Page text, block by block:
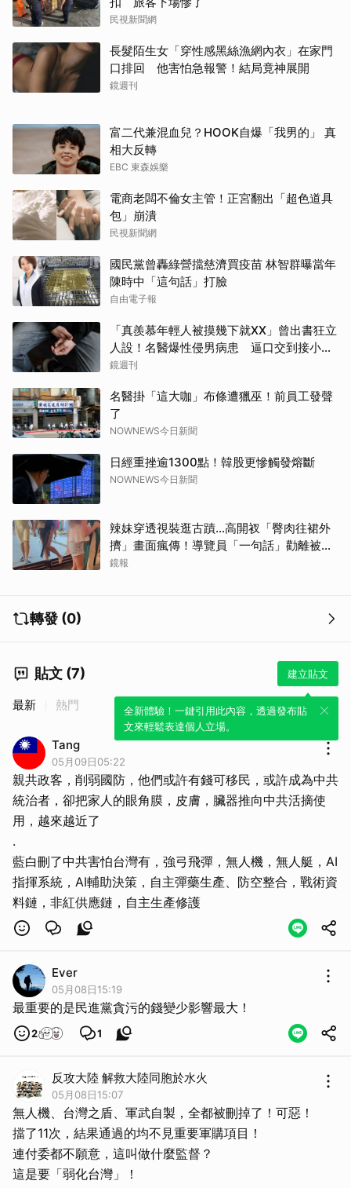
民視新聞網
長髮陌生女「穿性感黑絲漁網內衣」在家門
口排回 他害怕急報警！結局竟神展開
鏡週刊
富二代兼混血兒？HOOK自爆「我男的」 真
相大反轉
EBC 東森娛樂
電商老闆不倫女主管！正宮翻出「超色道具
包」崩潰
民視新聞網
國民黨曾轟綠營擋慈濟買疫苗 林智群曝當年
陳時中「這句話」打臉
自由電子報
「真羨慕年輕人被摸幾下就XX」曾出書狂立
人設！名醫爆性侵男病患 逼口交到接小孩
鬧鐘響才停
鏡週刊
名醫掛「這大咖」布條遭獵巫！前員工發聲
了
NOWNEWS今日新聞
日經重挫逾1300點！韓股更慘觸發熔斷
NOWNEWS今日新聞
辣妹穿透視裝逛古蹟…高開衩「臀肉往裙外
擠」畫面瘋傳！導覽員「一句話」勸離被狂
讚
鏡報
轉發 (0)
貼文 (7) 建立貼文
全新體驗！一鍵引用此內容，透過發布貼
文來輕鬆表達個人立場。
最新 熱門
Tang
05月09日05:22
親共政客，削弱國防，他們或許有錢可移民，或許成為中共
統治者，卻把家人的眼角膜，皮膚，臟器推向中共活摘使
用，越來越近了
.
藍白刪了中共害怕台灣有，強弓飛彈，無人機，無人艇，AI
指揮系統，AI輔助決策，自主彈藥生產、防空整合，戰術資
料鏈，非紅供應鏈，自主生產修護
Ever
05月08日15:19
最重要的是民進黨貪污的錢變少影響最大！
2 1
反攻大陸 解救大陸同胞於水火
05月08日15:07
無人機、台灣之盾、軍武自製，全都被刪掉了！可惡！
擋了11次，結果通過的均不見重要軍購項目！
連付委都不願意，這叫做什麼監督？
這是要「弱化台灣」！